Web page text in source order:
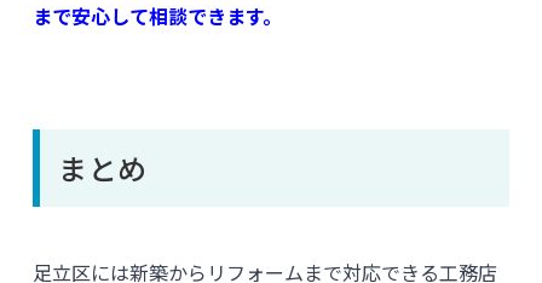
まで安心して相談できます。
まとめ
足立区には新築からリフォームまで対応できる工務店